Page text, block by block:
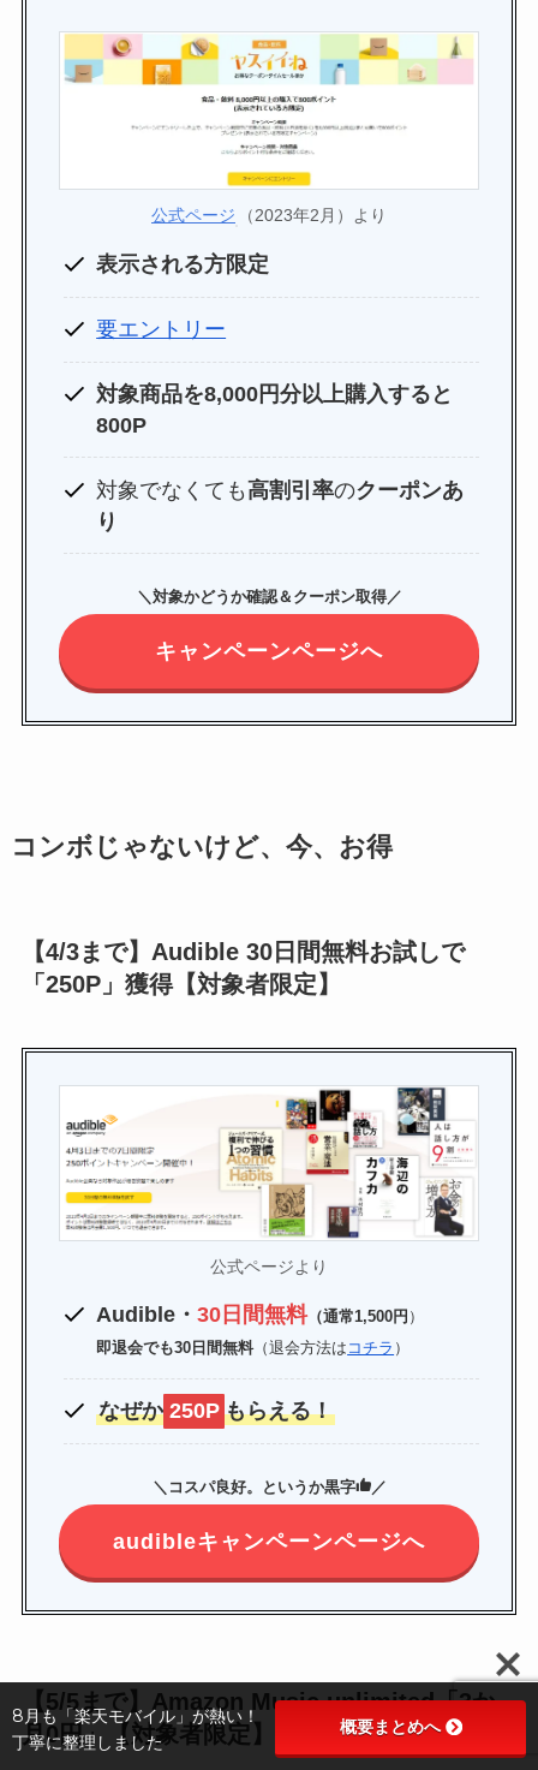
公式ページ （2023年2月）より
表示される方限定
要エントリー
対象商品を8,000円分以上購入すると
800P
対象でなくても高割引率のクーポンあ
り
＼対象かどうか確認＆クーポン取得／
キャンペーンページへ
コンボじゃないけど、今、お得
【4/3まで】Audible 30日間無料お試しで
「250P」獲得【対象者限定】
公式ページより
Audible・30日間無料（通常1,500円 ）
即退会でも30日間無料（退会方法は コチラ ）
なぜか 250P もらえる！
＼コスパ良好。というか黒字 ／
audibleキャンペーンページへ
【5/5まで】Amazon Music unlimited「3か
月0円」【対象者限定】
8月も「楽天モバイル」が熱い！
丁寧に整理しました
概要まとめへ